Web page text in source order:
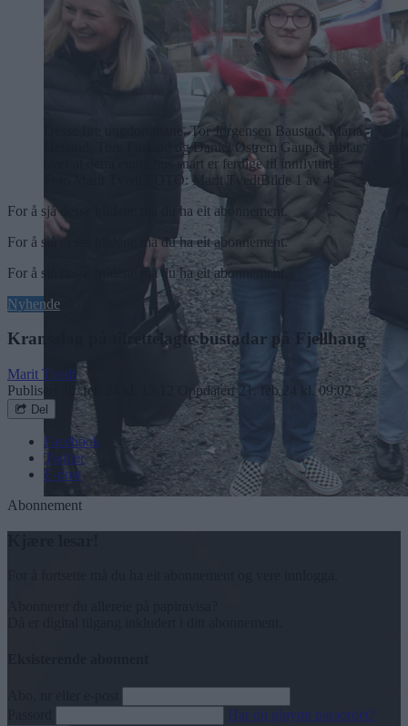
Desse fire ungdommane, Tor Jørgensen Baustad, Maria
Hetland, Tore Førland og Daniel Østrem Gaupås jublar
over at deira eigne hus snart er ferdige til innflytting.
FOTO: Marit TvedtBilde 1 av 4
For å sjå desse bildene må du ha eit abonnement.
For å sjå desse bildene må du ha eit abonnement.
For å sjå desse bildene må du ha eit abonnement.
Nyhende
Kranselag på tilrettelagte bustadar på Fjellhaug
Marit Tvedt
Publisert
20. feb 24 kl. 15:12 Oppdatert21. feb 24 kl. 09:02
Del
Facebook
Twitter
E-post
Abonnement
Har du gløymt passordet?